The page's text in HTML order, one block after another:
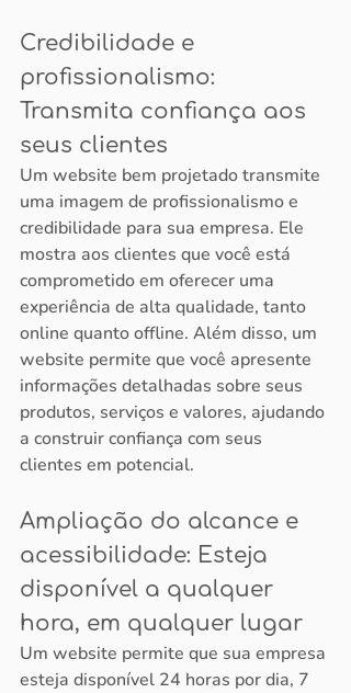
Credibilidade e
profissionalismo:
Transmita confiança aos
seus clientes
Um website bem projetado transmite
uma imagem de profissionalismo e
credibilidade para sua empresa. Ele
mostra aos clientes que você está
comprometido em oferecer uma
experiência de alta qualidade, tanto
online quanto offline. Além disso, um
website permite que você apresente
informações detalhadas sobre seus
produtos, serviços e valores, ajudando
a construir confiança com seus
clientes em potencial.
Ampliação do alcance e
acessibilidade: Esteja
disponível a qualquer
hora, em qualquer lugar
Um website permite que sua empresa
esteja disponível 24 horas por dia, 7